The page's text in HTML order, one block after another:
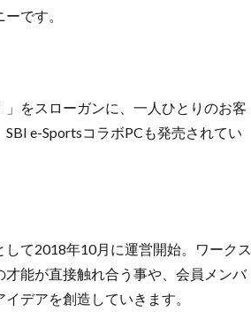
です。
をスローガンに、一人ひとりのお客
e-SportsコラボPCも発売されてい
て2018年10月に運営開始。ワークス
能が直接触れ合う事や、会員メンバ
デアを創造していきます。